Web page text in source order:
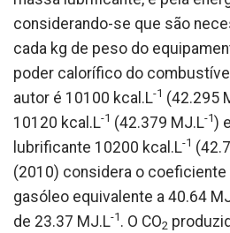
considerando-se que são
cada kg de peso do
poder calorífico do
autor é 10100 kcal.L-1 (42.295
10120 kcal.L-1 (42.379 MJ.L-1)
lubrificante 10200 kcal.L-1
(2010) considera o
gasóleo equivalente a 40.64
de 23.37 MJ.L-1 . O CO2